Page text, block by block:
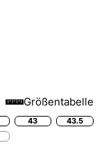
Größentabelle
43
43.5